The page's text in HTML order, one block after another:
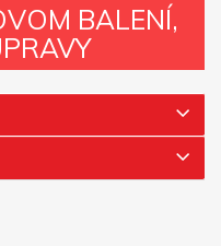
BALENÍ,